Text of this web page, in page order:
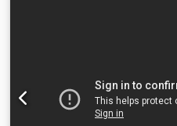
lima:
8 mm , ulazna
trofazni, vrsta hlađenja:voda
, raspon rezanja